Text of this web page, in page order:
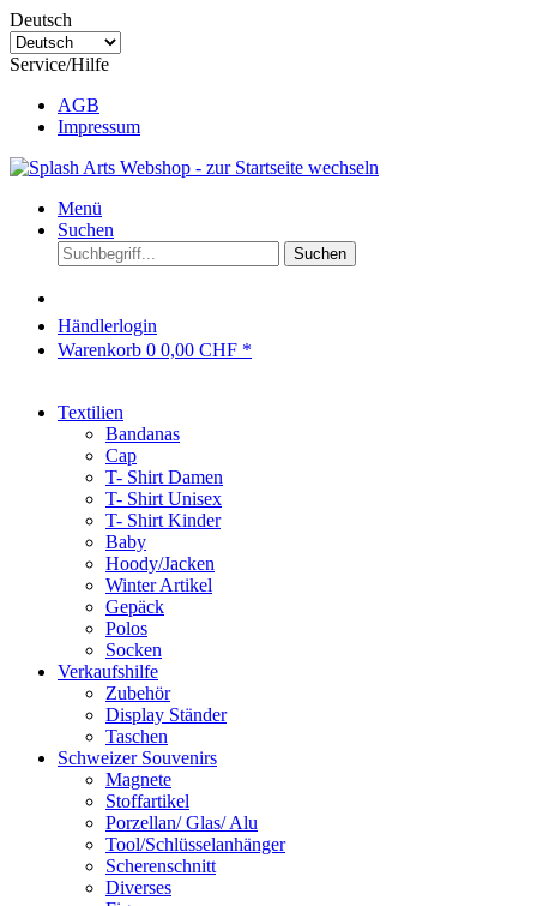
Deutsch
Service/Hilfe
AGB
Impressum
Menü
Suchen
Suchen
Händlerlogin
Warenkorb 0 0,00 CHF *
Textilien
Bandanas
Cap
T- Shirt Damen
T- Shirt Unisex
T- Shirt Kinder
Baby
Hoody/Jacken
Winter Artikel
Gepäck
Polos
Socken
Verkaufshilfe
Zubehör
Display Ständer
Taschen
Schweizer Souvenirs
Magnete
Stoffartikel
Porzellan/ Glas/ Alu
Tool/Schlüsselanhänger
Scherenschnitt
Diverses